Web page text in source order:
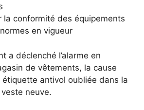
la conformité des équipements
en vigueur
a déclenché l’alarme en
de vêtements, la cause
antivol oubliée dans la
veste neuve.